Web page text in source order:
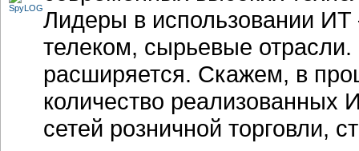
Лидеры в использовании
телеком, сырьевые отрасли.
расширяется. Скажем, в
количество
сетей розничной торговли,